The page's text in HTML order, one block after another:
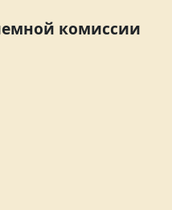
комиссии